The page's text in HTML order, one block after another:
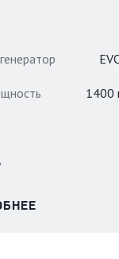
1400